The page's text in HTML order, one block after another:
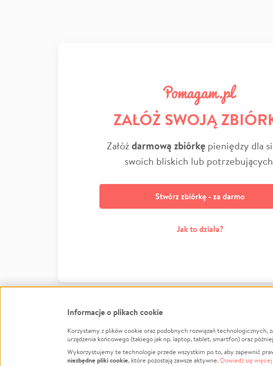
ZAŁÓŻ SWOJĄ
Załóżdarmową zbiórkępieniędzy dla
swoich bliskich lub
Stwórz zbiórkę - za darmo
Jak to działa?
FacebookTwitter Instagram
Informacje
Jak to działa?
Informacje o plikach cookie
Korzystamy z plików cookie oraz podobnych rozwiązań
urządzenia końcowego (takiego jak np. laptop, tablet, smartfon) oraz
Wykorzystujemy te technologie przede wszystkim po to, aby zapewnić
niezbędne pliki cookie, które pozostają zawsze aktywne. Dowiedz się więcej